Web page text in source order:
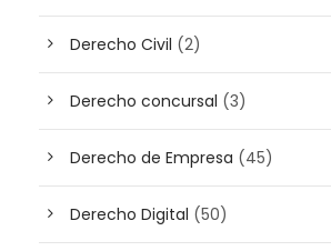
Derecho Civil (2)
Derecho concursal (3)
Derecho de Empresa (45)
Derecho Digital (50)